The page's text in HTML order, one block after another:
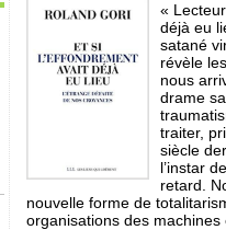
«
déjà eu
satané
révèle
nous
drame
traiter,
siècle
l’instar
retard.
nouvelle forme de
organisations des